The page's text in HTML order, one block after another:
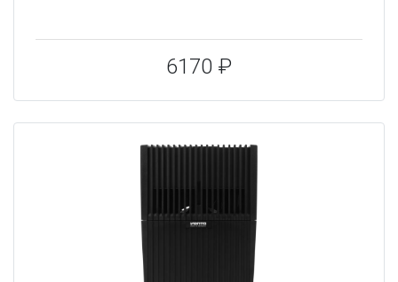
6170 ₽